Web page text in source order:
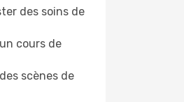
des soins de
cours de
scènes de